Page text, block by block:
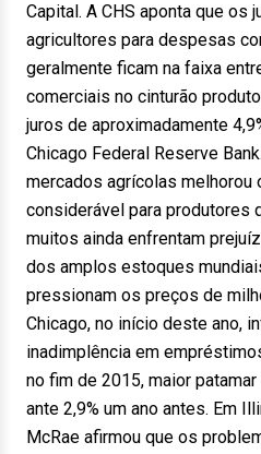
Capital. A CHS aponta que os
agricultores para despesas
geralmente ficam na faixa
comerciais no cinturão
juros de aproximadamente
Chicago Federal Reserve
mercados agrícolas melhorou
considerável para produtores
muitos ainda enfrentam
dos amplos estoques
pressionam os preços de
Chicago, no início deste ano,
inadimplência em
no fim de 2015, maior
ante 2,9% um ano antes. Em
McRae afirmou que os